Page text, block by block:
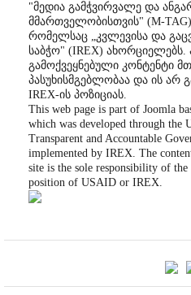
"მედია გამჭვირვალე და
მმართველობისთვის" (M-TAG)
რომელსაც „კვლევისა და
საბჭო" (IREX) ახორციელებს.
გამოქვეყნებული კონტენტი
პასუხისმგებლობაა და ის არ
IREX-ის პოზიციას.
This web page is part of Joomla
which was developed through the
Transparent and Accountable
implemented by IREX. The
site is the sole responsibility of
position of USAID or IREX.